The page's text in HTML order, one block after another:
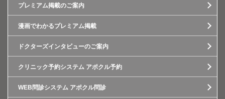
プレミアム掲載のご案内
漫画でわかるプレミアム掲載
ドクターズインタビューのご案内
クリニック予約システム アポクル予約
WEB問診システム アポクル問診